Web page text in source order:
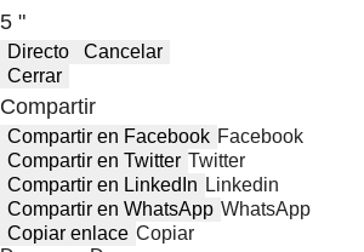
5 "
Directo
Cancelar
Cerrar
Compartir
Compartir en Facebook Facebook
Compartir en Twitter Twitter
Compartir en LinkedIn Linkedin
Compartir en WhatsApp WhatsApp
Copiar enlace Copiar